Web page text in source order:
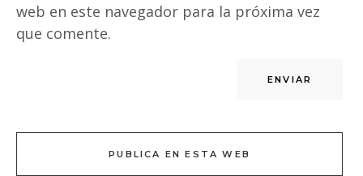
web en este navegador para la próxima vez
que comente.
PUBLICA EN ESTA WEB